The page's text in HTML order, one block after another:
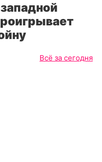
Всё за сегодня